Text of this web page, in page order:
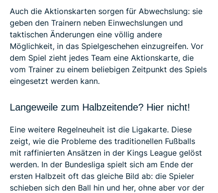
Auch die Aktionskarten sorgen für Abwechslung: sie
geben den Trainern neben Einwechslungen und
taktischen Änderungen eine völlig andere
Möglichkeit, in das Spielgeschehen einzugreifen. Vor
dem Spiel zieht jedes Team eine Aktionskarte, die
vom Trainer zu einem beliebigen Zeitpunkt des Spiels
eingesetzt werden kann.
Langeweile zum Halbzeitende? Hier nicht!
Eine weitere Regelneuheit ist die Ligakarte. Diese
zeigt, wie die Probleme des traditionellen Fußballs
mit raffinierten Ansätzen in der Kings League gelöst
werden. In der Bundesliga spielt sich am Ende der
ersten Halbzeit oft das gleiche Bild ab: die Spieler
schieben sich den Ball hin und her, ohne aber vor der